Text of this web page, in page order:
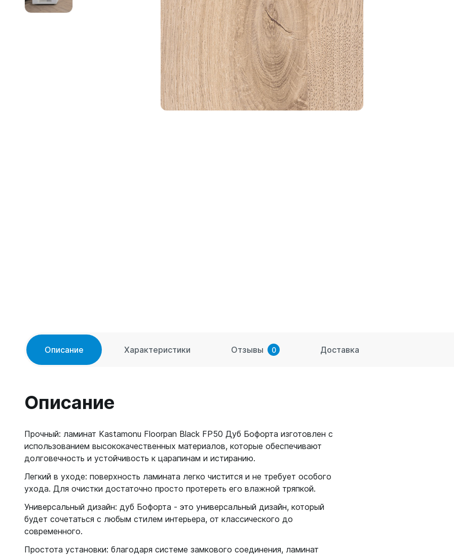
Описание Характеристики Отзывы 0 Доставка
Описание
Прочный: ламинат Kastamonu Floorpan Black FP50 Дуб Бофорта изготовлен с
использованием высококачественных материалов, которые обеспечивают
долговечность и устойчивость к царапинам и истиранию.
Легкий в уходе: поверхность ламината легко чистится и не требует особого
ухода. Для очистки достаточно просто протереть его влажной тряпкой.
Универсальный дизайн: дуб Бофорта - это универсальный дизайн, который
будет сочетаться с любым стилем интерьера, от классического до
современного.
Простота установки: благодаря системе замкового соединения, ламинат